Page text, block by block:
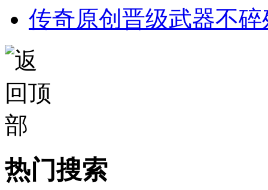
传奇原创晋级武器不
热门搜索